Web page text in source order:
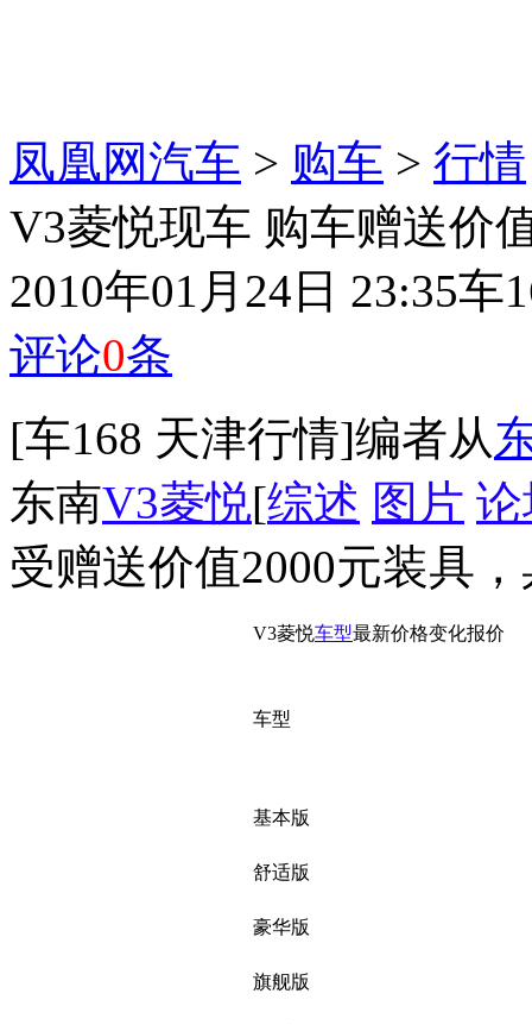
凤凰网汽车 > 购车 > 行情
V3菱悦现车 购车赠送价
2010年01月24日 23:35车
评论0条
[车168 天津行情]编者从
东南V3菱悦[综述 图片
受赠送价值2000元装具
V3菱悦车型最新价格变化报价
车型
基本版
舒适版
豪华版
旗舰版